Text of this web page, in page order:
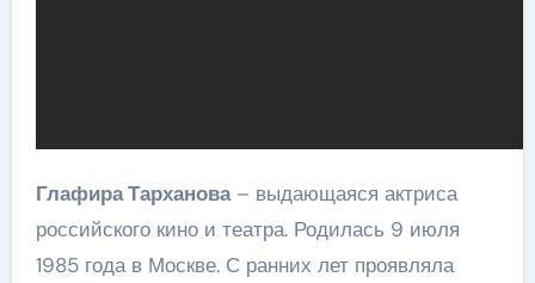
Глафира Тарханова– выдающаяся актриса
российского кино и театра. Родилась 9 июля
1985 года в Москве. С ранних лет проявляла